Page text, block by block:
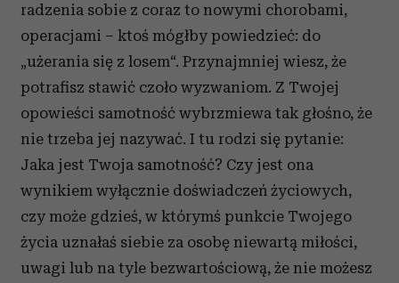
radzenia sobie z coraz to nowymi chorobami,
operacjami – ktoś mógłby powiedzieć: do
„użerania się z losem“. Przynajmniej wiesz, że
potrafisz stawić czoło wyzwaniom. Z Twojej
opowieści samotność wybrzmiewa tak głośno, że
nie trzeba jej nazywać. I tu rodzi się pytanie:
Jaka jest Twoja samotność? Czy jest ona
wynikiem wyłącznie doświadczeń życiowych,
czy może gdzieś, w którymś punkcie Twojego
życia uznałaś siebie za osobę niewartą miłości,
uwagi lub na tyle bezwartościową, że nie możesz